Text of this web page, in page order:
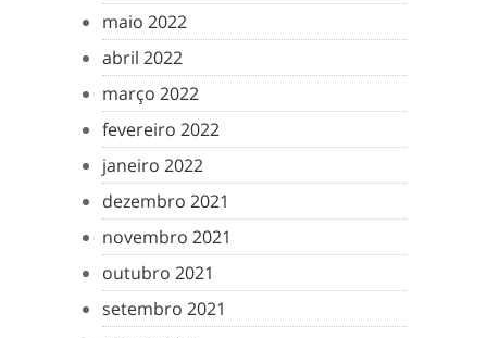
maio 2022
abril 2022
março 2022
fevereiro 2022
janeiro 2022
dezembro 2021
novembro 2021
outubro 2021
setembro 2021